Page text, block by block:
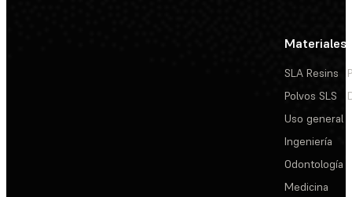
Materiales
SLA Resins
Polvos SLS
Uso general
Ingeniería
Odontología
Medicina